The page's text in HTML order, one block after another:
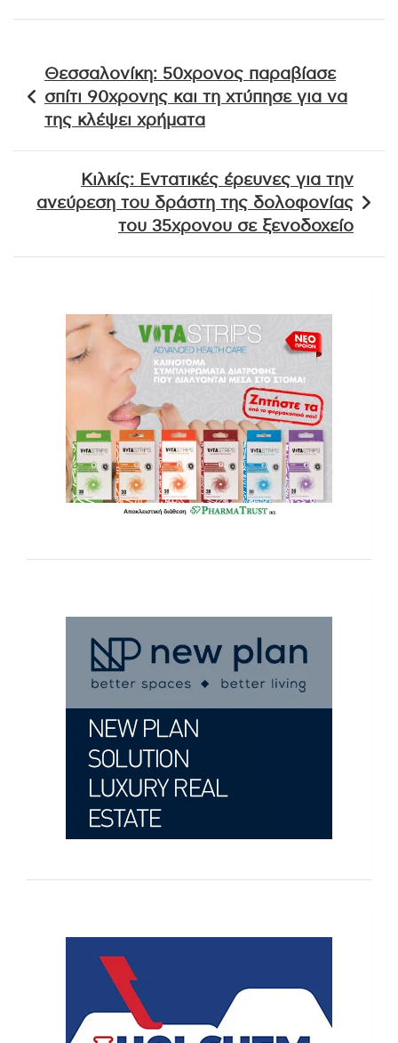
άρθρων
Θεσσαλονίκη: 50χρονος παραβίασε
σπίτι 90χρονης και τη χτύπησε για να
της κλέψει χρήματα
Κιλκίς: Εντατικές έρευνες για την
ανεύρεση του δράστη της δολοφονίας
του 35χρονου σε ξενοδοχείο